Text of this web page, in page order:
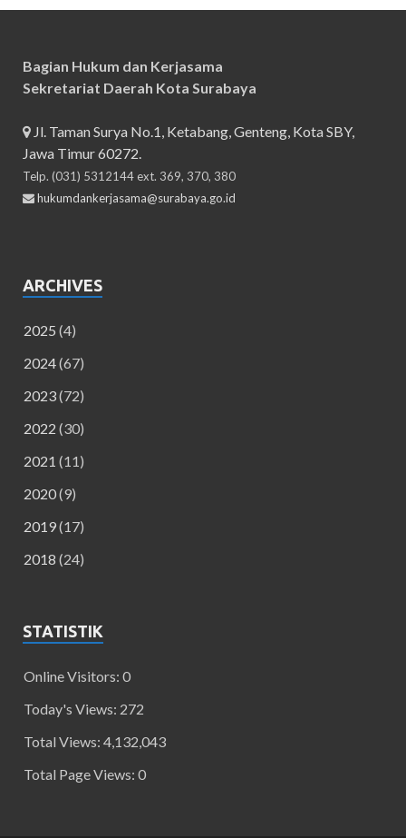
Bagian Hukum dan Kerjasama
Sekretariat Daerah Kota Surabaya
Jl. Taman Surya No.1, Ketabang, Genteng, Kota SBY,
Jawa Timur 60272.
Telp. (031) 5312144 ext. 369, 370, 380
hukumdankerjasama@surabaya.go.id
ARCHIVES
2025 (4)
2024(67)
2023(72)
2022 (30)
2021 (11)
2020(9)
2019(17)
2018 (24)
STATISTIK
Online Visitors: 0
Today's Views: 272
Total Views: 4,132,043
Total Page Views: 0